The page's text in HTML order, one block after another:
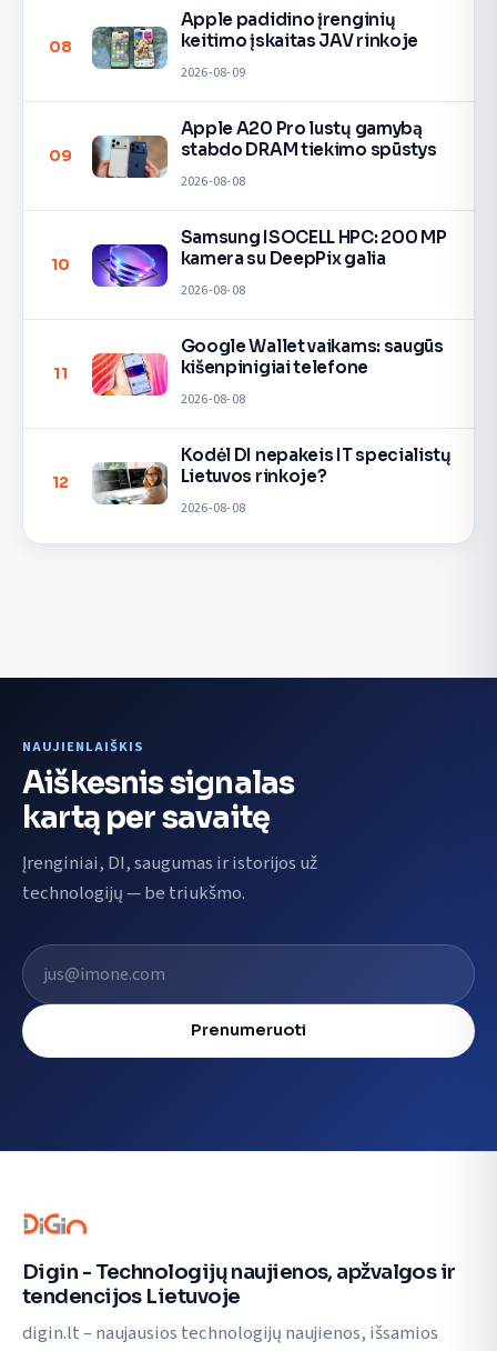
08
Apple padidino įrenginių
keitimo įskaitas JAV rinkoje
2026-08-09
09
Apple A20 Pro lustų gamybą
stabdo DRAM tiekimo spūstys
2026-08-08
10
Samsung ISOCELL HPC: 200 MP
kamera su DeepPix galia
2026-08-08
11
Google Wallet vaikams: saugūs
kišenpinigiai telefone
2026-08-08
12
Kodėl DI nepakeis IT specialistų
Lietuvos rinkoje?
2026-08-08
NAUJIENLAIŠKIS
Aiškesnis signalas
kartą per savaitę
Įrenginiai, DI, saugumas ir istorijos už
technologijų — be triukšmo.
El. pašto adresas
Prenumeruoti
Digin - Technologijų naujienos, apžvalgos ir
tendencijos Lietuvoje
digin.lt – naujausios technologijų naujienos, išsamios